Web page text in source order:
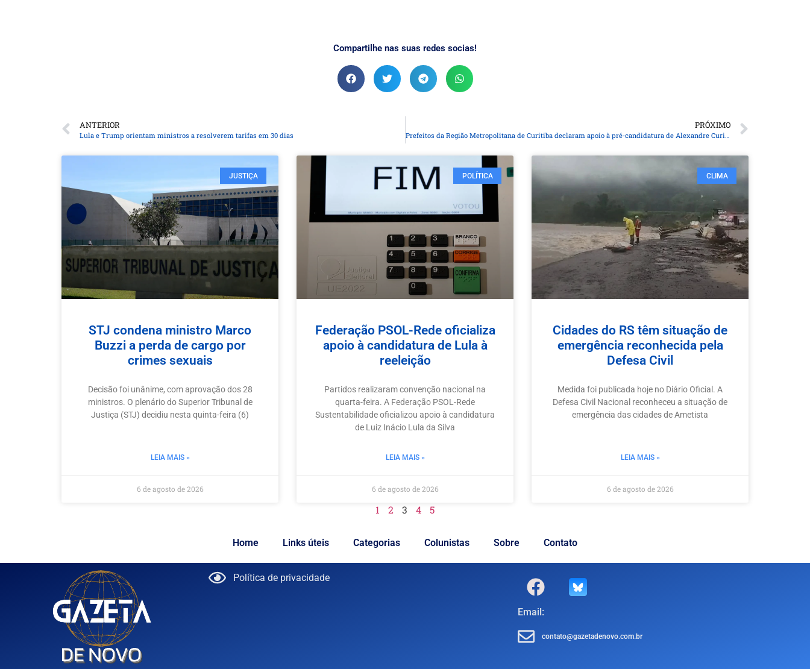
Compartilhe nas suas redes socias!
ANTERIOR
Lula e Trump orientam ministros a resolverem tarifas em 30 dias
PRÓXIMO
Prefeitos da Região Metropolitana de Curitiba declaram apoio à pré-candidatura de Alexandre Curi ao Senado
JUSTIÇA
STJ condena ministro Marco
Buzzi a perda de cargo por
crimes sexuais
Decisão foi unânime, com aprovação dos 28
ministros. O plenário do Superior Tribunal de
Justiça (STJ) decidiu nesta quinta-feira (6)
LEIA MAIS »
6 de agosto de 2026
POLÍTICA
Federação PSOL-Rede oficializa
apoio à candidatura de Lula à
reeleição
Partidos realizaram convenção nacional na
quarta-feira. A Federação PSOL-Rede
Sustentabilidade oficializou apoio à candidatura
de Luiz Inácio Lula da Silva
LEIA MAIS »
6 de agosto de 2026
CLIMA
Cidades do RS têm situação de
emergência reconhecida pela
Defesa Civil
Medida foi publicada hoje no Diário Oficial. A
Defesa Civil Nacional reconheceu a situação de
emergência das cidades de Ametista
LEIA MAIS »
6 de agosto de 2026
1 2 3 4 5
Home Links úteis Categorias Colunistas Sobre Contato
Política de privacidade
Email:
contato@gazetadenovo.com.br